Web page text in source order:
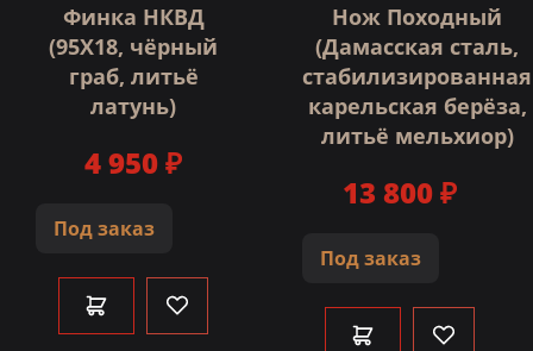
Финка НКВД
(95Х18, чёрный
граб, литьё
латунь)
Под заказ
4 950 ₽
Нож Походный
(Дамасская сталь,
стабилизированная
карельская берёза,
литьё мельхиор)
Под заказ
13 800 ₽